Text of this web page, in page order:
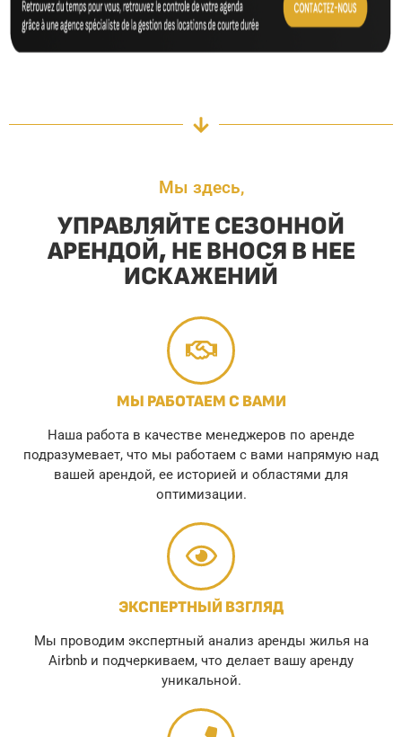
Мы здесь,
УПРАВЛЯЙТЕ СЕЗОННОЙ
АРЕНДОЙ, НЕ ВНОСЯ В НЕЕ
ИСКАЖЕНИЙ
МЫ РАБОТАЕМ С ВАМИ
Наша работа в качестве менеджеров по аренде
подразумевает, что мы работаем с вами напрямую над
вашей арендой, ее историей и областями для
оптимизации.
ЭКСПЕРТНЫЙ ВЗГЛЯД
Мы проводим экспертный анализ аренды жилья на
Airbnb и подчеркиваем, что делает вашу аренду
уникальной.